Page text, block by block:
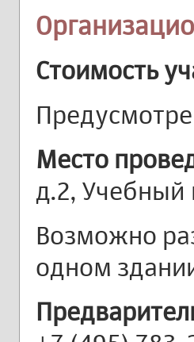
Стоимость
Место
д.2, Учебный
Возможно
одном